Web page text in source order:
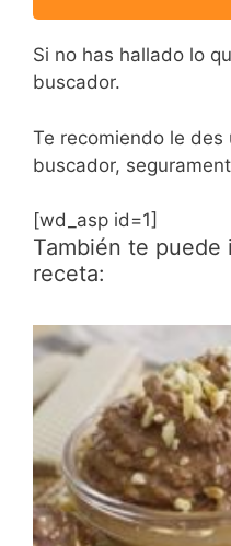
Si no has hallado lo
buscador.
Te recomiendo le des
buscador,
[wd_asp id=1]
También te puede
receta: